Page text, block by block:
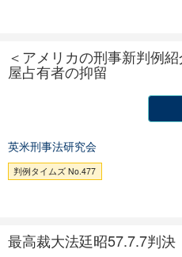
＜アメリカの刑事新判例
屋占有者の抑留
英米刑事法研究会
判例タイムズ No.477
最高裁大法廷昭57.7.7判決